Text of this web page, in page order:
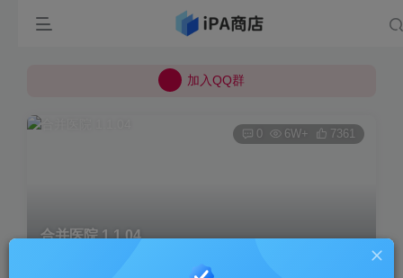
所有上传的应用 均已通过 严格的安全检测
加入QQ群
合并医院 1.1.04
0 6W+ 7361